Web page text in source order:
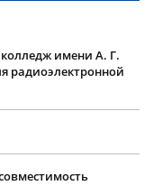
имени А. Г.
радиоэлектронной